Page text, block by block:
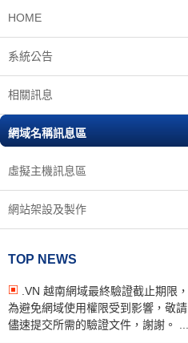
HOME
系統公告
相關訊息
網域名稱訊息區
虛擬主機訊息區
網站架設及製作
TOP NEWS
.VN 越南網域最終驗證截止期限，
為避免網域使用權限受到影響，敬請
儘速提交所需的驗證文件，謝謝。 ...